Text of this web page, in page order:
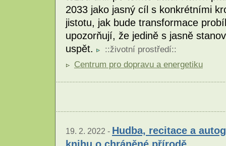
2033 jako jasný cíl s konkrétními
jistotu, jak bude transformace
upozorňují, že jedině s jasně
uspět.
::životní prostředí::
Centrum pro dopravu a energetiku
19. 2. 2022 - Hudba, recitace a